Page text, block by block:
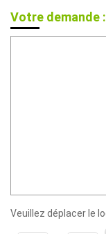
Votre demande :
Veuillez déplacer le